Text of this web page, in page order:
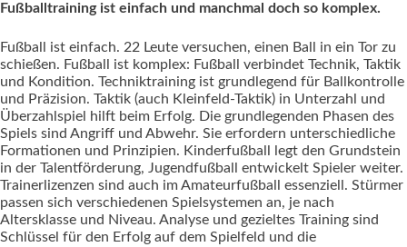
Fußballtraining ist einfach und manchmal doch so komplex.
Fußball ist einfach. 22 Leute versuchen, einen Ball in ein Tor zu
schießen. Fußball ist komplex: Fußball verbindet Technik, Taktik
und Kondition. Techniktraining ist grundlegend für Ballkontrolle
und Präzision. Taktik (auch Kleinfeld-Taktik) in Unterzahl und
Überzahlspiel hilft beim Erfolg. Die grundlegenden Phasen des
Spiels sind Angriff und Abwehr. Sie erfordern unterschiedliche
Formationen und Prinzipien. Kinderfußball legt den Grundstein
in der Talentförderung, Jugendfußball entwickelt Spieler weiter.
Trainerlizenzen sind auch im Amateurfußball essenziell. Stürmer
passen sich verschiedenen Spielsystemen an, je nach
Altersklasse und Niveau. Analyse und gezieltes Training sind
Schlüssel für den Erfolg auf dem Spielfeld und die